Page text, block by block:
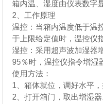
箱内温、湿度由仪表数字
2、工作原理
温控：当箱内温度低于温
于上限给定值时，温控仪
湿控：采用超声波加湿器
95％时，温控仪指令增湿
使用方法：
1、箱体就位，调好水平
2、打开箱门，取出增湿